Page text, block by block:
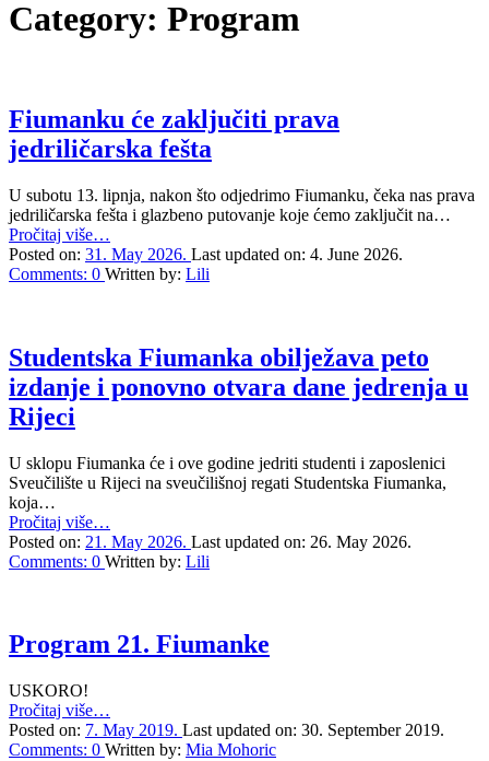
Category: Program
Fiumanku će zaključiti prava
jedriličarska fešta
U subotu 13. lipnja, nakon što odjedrimo Fiumanku, čeka nas prava
jedriličarska fešta i glazbeno putovanje koje ćemo zaključit na…
Pročitaj više“Fiumanku
će
zaključiti
…
Posted on: 31. May 2026. Last updated on: 4. June 2026.
Comments: 0 Written by: Lili
Studentska Fiumanka obilježava peto
izdanje i ponovno otvara dane jedrenja u
Rijeci
U sklopu Fiumanka će i ove godine jedriti studenti i zaposlenici
Sveučilište u Rijeci na sveučilišnoj regati Studentska Fiumanka,
koja…
Pročitaj više“Studentska
Fiumanka
obilježava
ponovno
otvara
u
Rijeci”
…
Posted on: 21. May 2026. Last updated on: 26. May 2026.
Comments: 0 Written by: Lili
Program 21. Fiumanke
USKORO!
Pročitaj više“Program
21.
Fiumanke”
…
Posted on: 7. May 2019. Last updated on: 30. September 2019.
Comments: 0 Written by: Mia Mohoric